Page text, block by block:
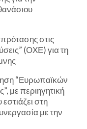
στις
(ΟΧΕ) για τη
“Ευρωπαϊκών
με περιηγητική
στη
με την